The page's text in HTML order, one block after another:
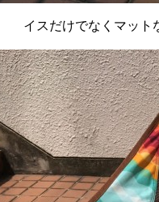
イスだけでなくマット